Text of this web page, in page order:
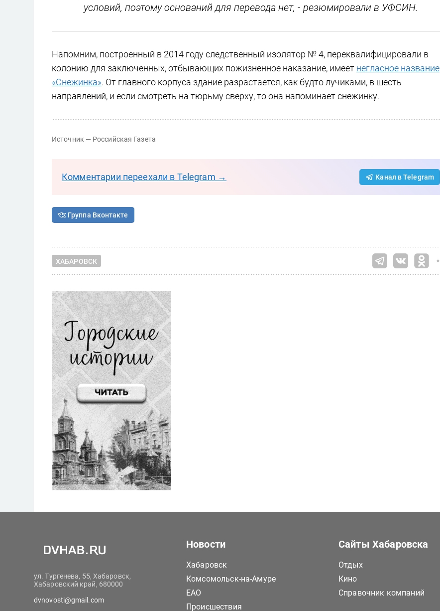
условий, поэтому оснований для перевода нет, - резюмировали в УФСИН.
Напомним, построенный в 2014 году следственный изолятор № 4, переквалифицировали в
колонию для заключенных, отбывающих пожизненное наказание, имеет негласное название
«Снежинка». От главного корпуса здание разрастается, как будто лучиками, в шесть
направлений, и если смотреть на тюрьму сверху, то она напоминает снежинку.
Источник — Российская Газета
Комментарии переехали в Telegram → Канал в Telegram
Группа Вконтакте
ХАБАРОВСК
ул. Тургенева, 55, Хабаровск,
Хабаровский край, 680000
dvnovosti@gmail.com
Новости
Хабаровск
Комсомольск-на-Амуре
ЕАО
Происшествия
Сайты Хабаровска
Отдых
Кино
Справочник компаний